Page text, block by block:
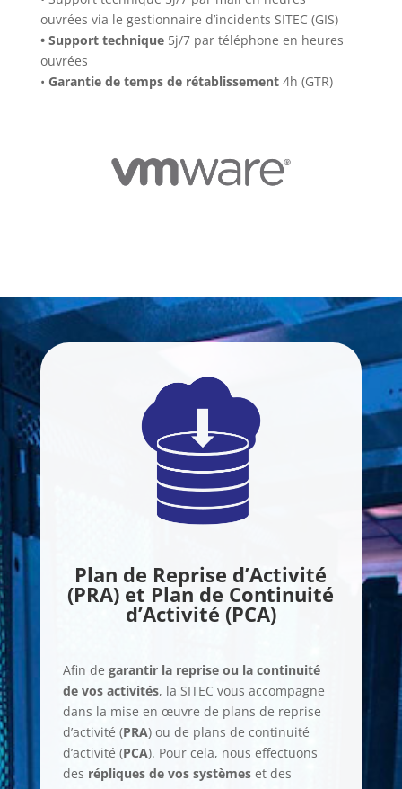
ouvrées via le gestionnaire d’incidents SITEC (GIS)
• Support technique5j/7 par téléphone en heures
ouvrées
• Garantie de temps de rétablissement4h (GTR)
Plan de Reprise d’Activité
(PRA) et Plan de Continuité
d’Activité (PCA)
Afin de garantir la reprise ou la continuité
de vos activités, la SITEC vous accompagne
dans la mise en œuvre de plans de reprise
d’activité (PRA) ou de plans de continuité
d’activité (PCA). Pour cela, nous effectuons
des répliques de vos systèmeset des